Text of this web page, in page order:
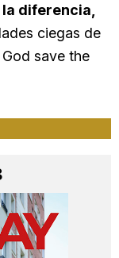
diferencia,
ciegas de
save the